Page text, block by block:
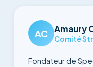
AC Amaury
Comité
Fondateur de